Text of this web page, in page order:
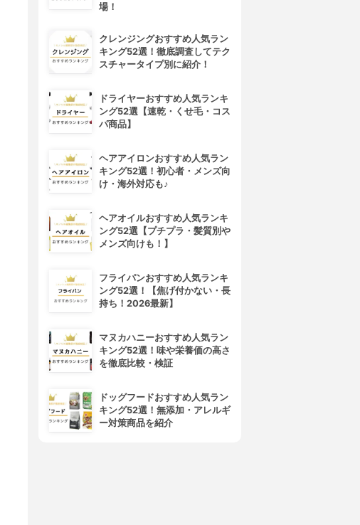
場！
クレンジングおすすめ人気ラン
キング52選！徹底調査してテク
スチャータイプ別に紹介！
ドライヤーおすすめ人気ランキ
ング52選【速乾・くせ毛・コス
パ商品】
ヘアアイロンおすすめ人気ラン
キング52選！初心者・メンズ向
け・海外対応も♪
ヘアオイルおすすめ人気ランキ
ング52選【プチプラ・髪質別や
メンズ向けも！】
フライパンおすすめ人気ランキ
ング52選！【焦げ付かない・長
持ち！2026最新】
マヌカハニーおすすめ人気ラン
キング52選！味や栄養価の高さ
を徹底比較・検証
ドッグフードおすすめ人気ラン
キング52選！無添加・アレルギ
ー対策商品を紹介